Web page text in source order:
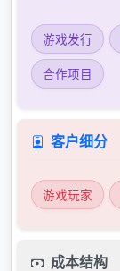
游戏发行
合作项目
客户细分
游戏玩家
成本结构